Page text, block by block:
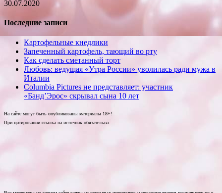
30.07.2020
Последние записи
Картофельные кнедлики
Запеченный картофель, тающий во рту
Как сделать сметанный торт
Любовь: ведущая «Утра России» уволилась ради мужа в
Италии
Columbia Pictures не представляет: участник
«Банд’Эрос» скрывал сына 10 лет
На сайте могут быть опубликованы материалы 18+!
При цитировании ссылка на источник обязательна.